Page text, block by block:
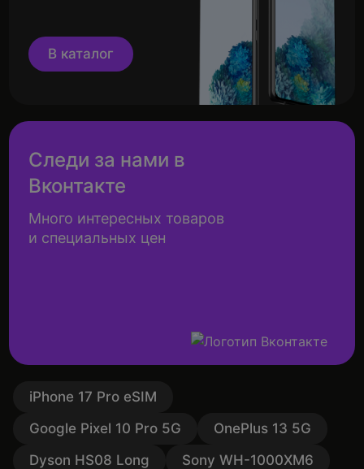
В каталог
Следи за нами в
Вконтакте
Много интересных товаров
и специальных цен
iPhone 17 Pro eSIM
Google Pixel 10 Pro 5G
OnePlus 13 5G
Dyson HS08 Long
Sony WH-1000XM6